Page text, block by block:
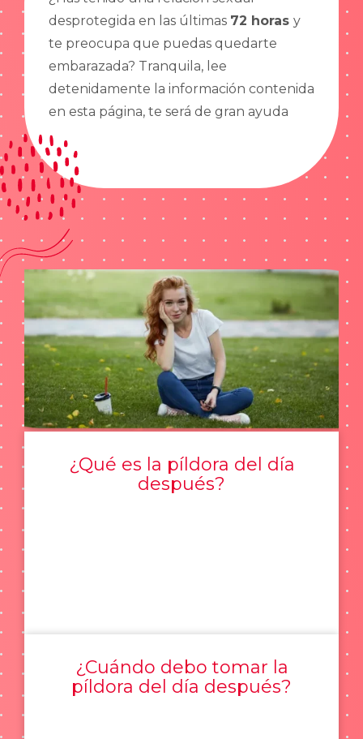
desprotegida en las últimas 72 horas y
te preocupa que puedas quedarte
embarazada? Tranquila, lee
detenidamente la información contenida
en esta página, te será de gran ayuda
¿Qué es la píldora del día
después?
¿Cuándo debo tomar la
píldora del día después?